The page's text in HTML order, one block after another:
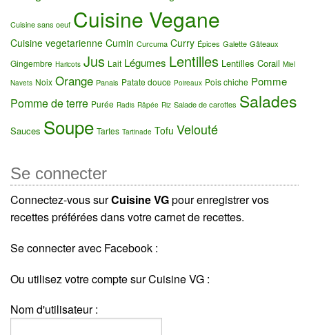
Cuisine sans oeuf Cuisine Vegane
Cuisine vegetarienne Cumin Curcuma Curry Épices Galette Gâteaux
Gingembre Haricots Jus Lait Légumes Lentilles Lentilles Corail Miel
Navets Noix Orange Panais Patate douce Poireaux Pois chiche Pomme
Pomme de terre Purée Radis Râpée Riz Salade de carottes Salades
Sauces Soupe Tartes Tartinade Tofu Velouté
Se connecter
Connectez-vous surCuisine VGpour enregistrer vos
recettes préférées dans votre carnet de recettes.
Se connecter avec Facebook :
Ou utilisez votre compte sur Cuisine VG :
Nom d'utilisateur :